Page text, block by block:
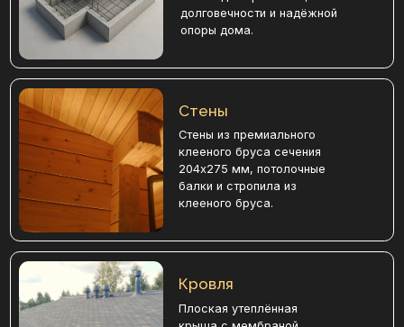
Плоская утеплённая
крыша с мембраной
Окна и двери
Современное безрамное
остекление и входная дверь
Alutech обеспечивают стильный
Наружная отделка